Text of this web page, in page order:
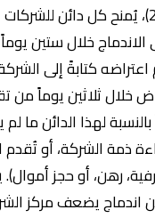
وفقاً للمادة (214)، يُمنح كل دائن
خلال ستين يوماً
كتابةً إلى
خلال ثلاثين يوماً من
لهذا الدائن ما
ذمة الشركة، أو
رهن، أو حجز
من اندماج يضعف مركز